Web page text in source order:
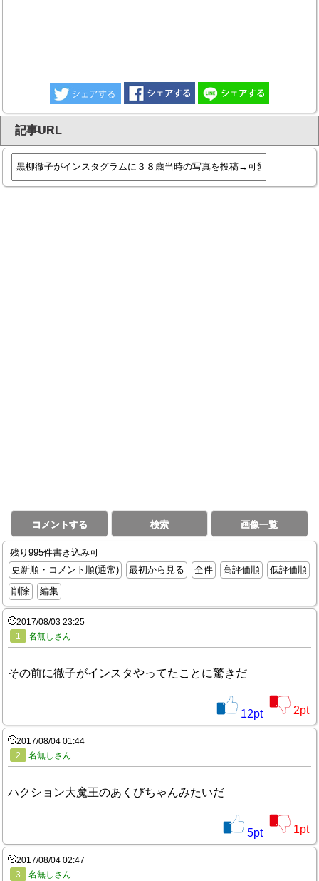
記事URL
コメントする 検索 画像一覧
残り995件書き込み可
更新順・コメント順(通常)
最初から見る 全件 高評価順
低評価順
削除
編集
2017/08/03 23:25
1
名無しさん
その前に徹子がインスタやってたことに驚きだ
12pt 2pt
2017/08/04 01:44
2
名無しさん
ハクション大魔王のあくびちゃんみたいだ
5pt 1pt
2017/08/04 02:47
3
名無しさん